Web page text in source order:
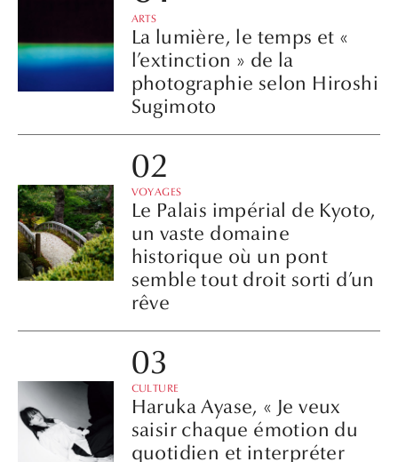
ARTS
La lumière, le temps et «
l’extinction » de la
photographie selon Hiroshi
Sugimoto
VOYAGES
Le Palais impérial de Kyoto,
un vaste domaine
historique où un pont
semble tout droit sorti d’un
rêve
CULTURE
Haruka Ayase, « Je veux
saisir chaque émotion du
quotidien et interpréter